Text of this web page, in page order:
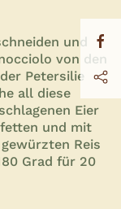
und
von den
Petersilie
all diese
Eier
und mit
Reis
Grad für 20